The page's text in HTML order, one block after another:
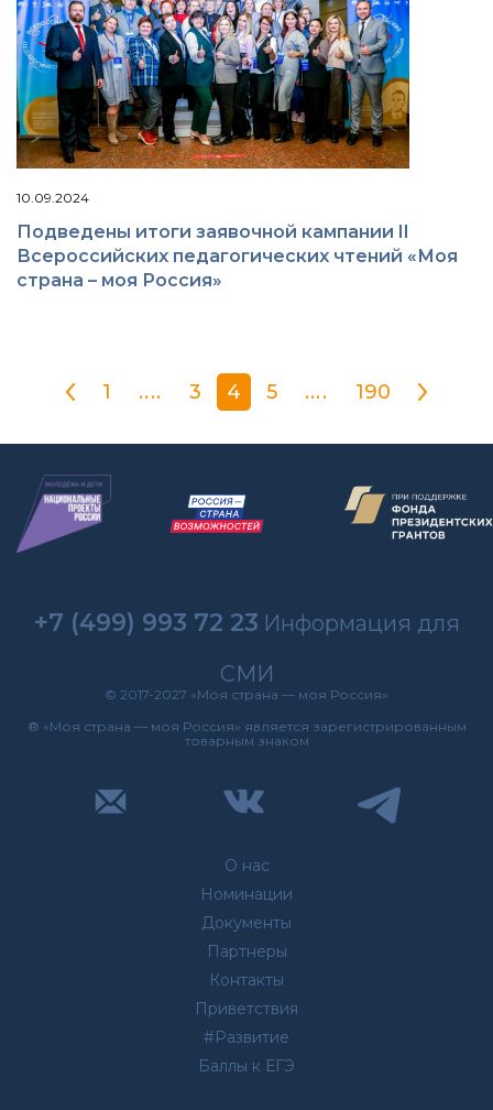
10.09.2024
Подведены итоги заявочной кампании II
Всероссийских педагогических чтений «Моя
страна – моя Россия»
1 .... 3 4 5 .... 190
О нас
Номинации
Документы
Партнеры
Контакты
Приветствия
#Развитие
Баллы к ЕГЭ
+7 (499) 993 72 23 Информация для
СМИ
© 2017-2027 «Моя страна — моя Россия»
® «Моя страна — моя Россия» является зарегистрированным
товарным знаком